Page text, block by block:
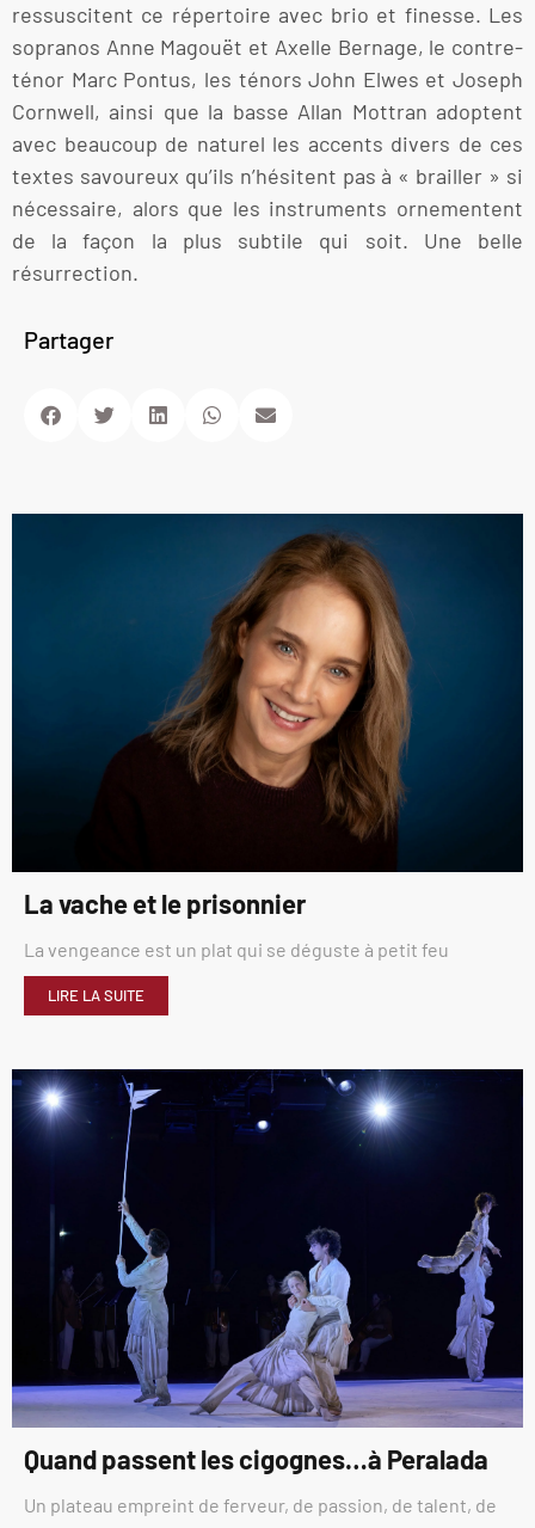
ressuscitent ce répertoire avec brio et finesse. Les
sopranos Anne Magouët et Axelle Bernage, le contre-
ténor Marc Pontus, les ténors John Elwes et Joseph
Cornwell, ainsi que la basse Allan Mottran adoptent
avec beaucoup de naturel les accents divers de ces
textes savoureux qu’ils n’hésitent pas à « brailler » si
nécessaire, alors que les instruments ornementent
de la façon la plus subtile qui soit. Une belle
résurrection.
Partager
La vache et le prisonnier
La vengeance est un plat qui se déguste à petit feu
LIRE LA SUITE
Quand passent les cigognes…à Peralada
Un plateau empreint de ferveur, de passion, de talent, de